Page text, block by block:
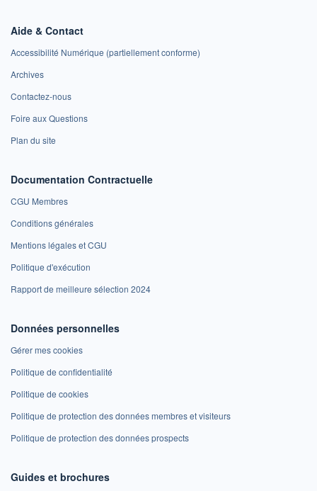
Aide & Contact
Accessibilité Numérique (partiellement conforme)
Archives
Contactez-nous
Foire aux Questions
Plan du site
Documentation Contractuelle
CGU Membres
Conditions générales
Mentions légales et CGU
Politique d'exécution
Rapport de meilleure sélection 2024
Données personnelles
Gérer mes cookies
Politique de confidentialité
Politique de cookies
Politique de protection des données membres et visiteurs
Politique de protection des données prospects
Guides et brochures